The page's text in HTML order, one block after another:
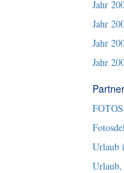
Jahr
Jahr
Jahr
Jahr
Urlaub
Urlaub,